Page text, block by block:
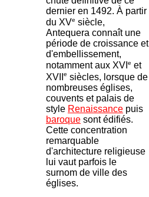
dernier en 1492. À partir
du XVe siècle,
Antequera connaît une
période de croissance et
d'embellissement,
notamment aux XVI e et
XVII
e siècles, lorsque de
nombreuses églises,
couvents et palais de
style Renaissance puis
baroque sont édifiés.
Cette concentration
remarquable
d'architecture religieuse
lui vaut parfois le
surnom de ville des
églises.